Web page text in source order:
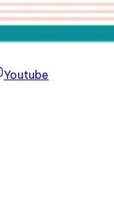
Youtube